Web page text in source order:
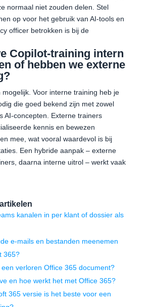
normaal niet zouden delen. Stel
op voor het gebruik van AI-tools en
officer betrokken is bij de
Copilot-training intern
of hebben we externe
mogelijk. Voor interne training heb je
die goed bekend zijn met zowel
AI-concepten. Externe trainers
kennis en bewezen
mee, wat vooral waardevol is bij
Een hybride aanpak – externe
daarna interne uitrol – werkt vaak
kanalen in per klant of dossier als
e-mails en bestanden meenemen
365?
verloren Office 365 document?
en hoe werkt het met Office 365?
365 versie is het beste voor een